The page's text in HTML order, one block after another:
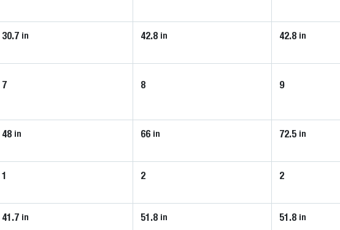
30.7 in 42.8 in 42.8 in
7 8 9
48 in 66 in 72.5 in
1 2 2
41.7 in 51.8 in 51.8 in